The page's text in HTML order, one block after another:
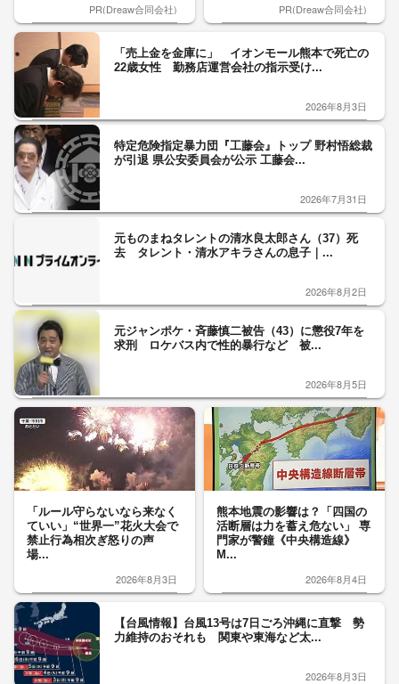
PR(Dreaw合同会社) PR(Dreaw合同会社)
「売上金を金庫に」 イオンモール熊本で死亡の
22歳女性 勤務店運営会社の指示受け...
2026年8月3日
特定危険指定暴力団『工藤会』トップ 野村悟総裁
が引退 県公安委員会が公示 工藤会...
2026年7月31日
元ものまねタレントの清水良太郎さん（37）死
去 タレント・清水アキラさんの息子｜...
2026年8月2日
元ジャンポケ・斉藤慎二被告（43）に懲役7年を
求刑 ロケバス内で性的暴行など 被...
2026年8月5日
「ルール守らないなら来なく
ていい」“世界一”花火大会で
禁止行為相次ぎ怒りの声
場...
2026年8月3日
熊本地震の影響は？「四国の
活断層は力を蓄え危ない」 専
門家が警鐘《中央構造線》
M...
2026年8月4日
【台風情報】台風13号は7日ごろ沖縄に直撃 勢
力維持のおそれも 関東や東海など太...
2026年8月3日